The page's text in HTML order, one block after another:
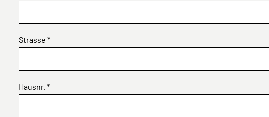
Strasse *
Hausnr. *